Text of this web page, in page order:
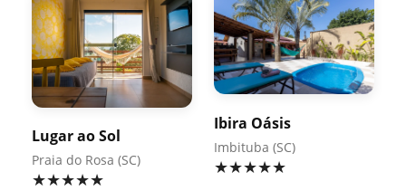
Lugar ao Sol
Praia do Rosa (SC)
★★★★★
Ibira Oásis
Imbituba (SC)
★★★★★